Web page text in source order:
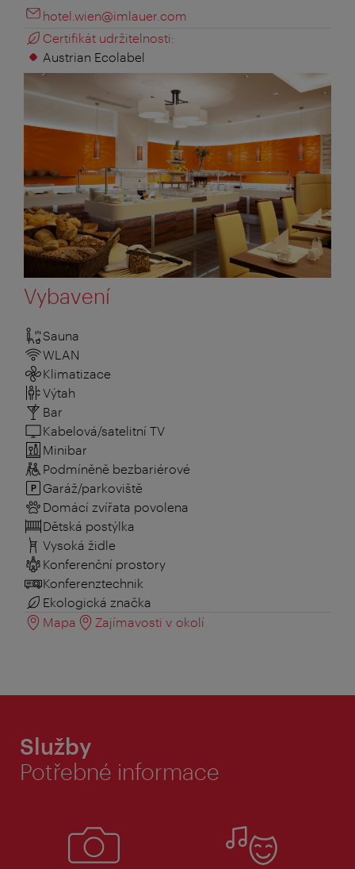
hotel.wien@imlauer.com
Certifikát udržitelnosti:
Austrian Ecolabel
Vybavení
Sauna
WLAN
Klimatizace
Výtah
Bar
Kabelová/satelitní TV
Minibar
Podmíněně bezbariérové
Garáž/parkoviště
Domácí zvířata povolena
Dětská postýlka
Vysoká židle
Konferenční prostory
Konferenztechnik
Ekologická značka
Mapa
Zajímavosti v okolí
Služby
Potřebné informace